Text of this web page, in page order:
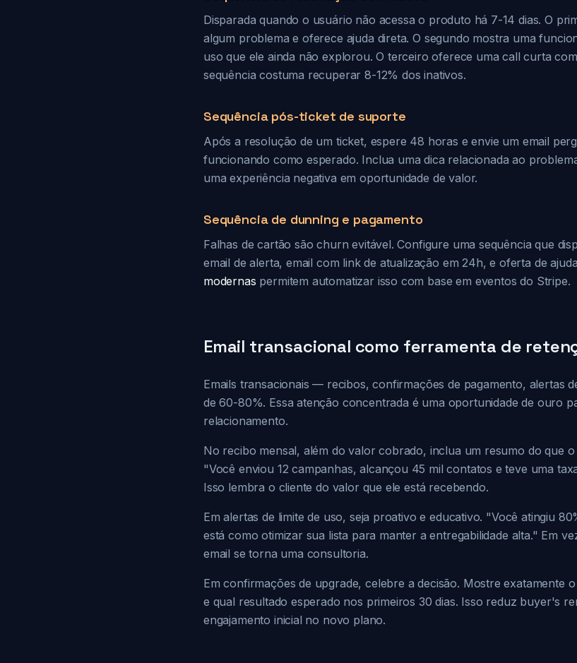
Disparada quando o usuário não acessa o produto há 7-14 dias. O
algum problema e oferece ajuda direta. O segundo mostra uma
uso que ele ainda não explorou. O terceiro oferece uma call curta
sequência costuma recuperar 8-12% dos inativos.
Sequência pós-ticket de suporte
Após a resolução de um ticket, espere 48 horas e envie um email
funcionando como esperado. Inclua uma dica relacionada ao
uma experiência negativa em oportunidade de valor.
Sequência de dunning e pagamento
Falhas de cartão são churn evitável. Configure uma sequência que
email de alerta, email com link de atualização em 24h, e oferta de
modernas permitem automatizar isso com base em eventos do Stripe.
Email transacional como ferramenta de
Emails transacionais — recibos, confirmações de pagamento, alertas
de 60-80%. Essa atenção concentrada é uma oportunidade de ouro
relacionamento.
No recibo mensal, além do valor cobrado, inclua um resumo do que
"Você enviou 12 campanhas, alcançou 45 mil contatos e teve uma
Isso lembra o cliente do valor que ele está recebendo.
Em alertas de limite de uso, seja proativo e educativo. "Você atingiu
está como otimizar sua lista para manter a entregabilidade alta." Em
email se torna uma consultoria.
Em confirmações de upgrade, celebre a decisão. Mostre exatamente
e qual resultado esperado nos primeiros 30 dias. Isso reduz buyer's
engajamento inicial no novo plano.